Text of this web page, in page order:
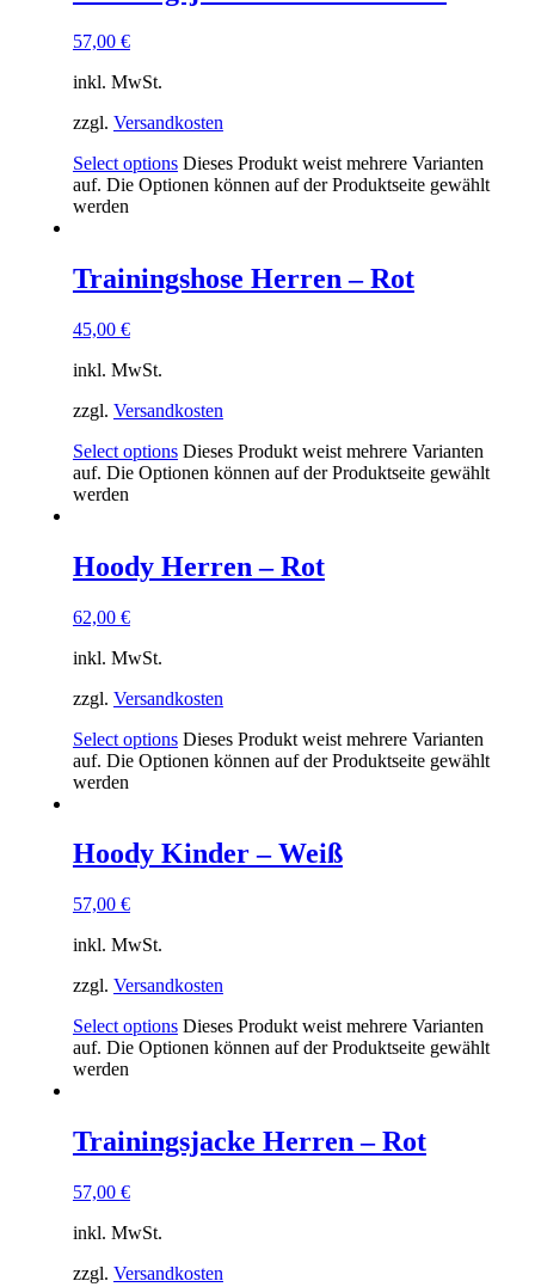
57,00 €
inkl. MwSt.
zzgl. Versandkosten
Select options Dieses Produkt weist mehrere Varianten
auf. Die Optionen können auf der Produktseite gewählt
werden
Trainingshose Herren – Rot
45,00 €
inkl. MwSt.
zzgl. Versandkosten
Select options Dieses Produkt weist mehrere Varianten
auf. Die Optionen können auf der Produktseite gewählt
werden
Hoody Herren – Rot
62,00 €
inkl. MwSt.
zzgl. Versandkosten
Select options Dieses Produkt weist mehrere Varianten
auf. Die Optionen können auf der Produktseite gewählt
werden
Hoody Kinder – Weiß
57,00 €
inkl. MwSt.
zzgl. Versandkosten
Select options Dieses Produkt weist mehrere Varianten
auf. Die Optionen können auf der Produktseite gewählt
werden
Trainingsjacke Herren – Rot
57,00 €
inkl. MwSt.
zzgl. Versandkosten